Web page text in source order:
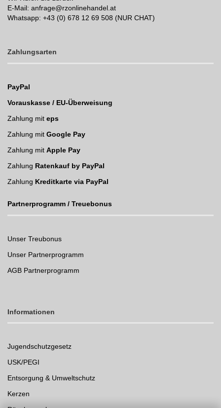
E-Mail: anfrage@rzonlinehandel.at
Whatsapp: +43 (0) 678 12 69 508 (NUR CHAT)
Zahlungsarten
PayPal
Vorauskasse / EU-Überweisung
Zahlung mit eps
Zahlung mit Google Pay
Zahlung mit Apple Pay
Zahlung Ratenkauf by PayPal
Zahlung Kreditkarte via PayPal
Partnerprogramm / Treuebonus
Unser Treubonus
Unser Partnerprogramm
AGB Partnerprogramm
Informationen
Jugendschutzgesetz
USK/PEGI
Entsorgung & Umweltschutz
Kerzen